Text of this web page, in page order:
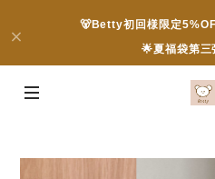
🐻Betty初回様限定
🌟夏福袋第三